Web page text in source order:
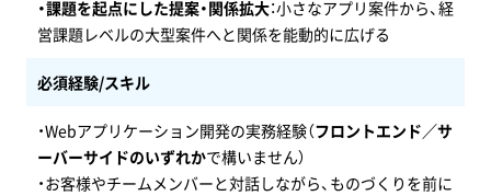
・課題を起点にした提案・関係拡大：小さなアプリ案件から、経
営課題レベルの大型案件へと関係を能動的に広げる
必須経験/スキル
・Webアプリケーション開発の実務経験（フロントエンド／サ
ーバーサイドのいずれかで構いません）
・お客様やチームメンバーと対話しながら、ものづくりを前に